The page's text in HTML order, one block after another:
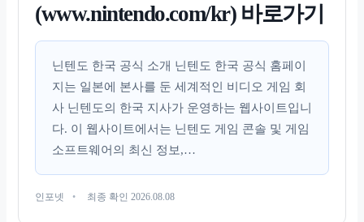
(www.nintendo.com/kr) 바로가기
닌텐도 한국 공식 소개 닌텐도 한국 공식 홈페이
지는 일본에 본사를 둔 세계적인 비디오 게임 회
사 닌텐도의 한국 지사가 운영하는 웹사이트입니
다. 이 웹사이트에서는 닌텐도 게임 콘솔 및 게임
소프트웨어의 최신 정보,…
인포넷 최종 확인 2026.08.08